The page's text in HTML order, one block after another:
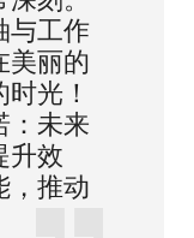
与工作
美丽的
光！
：未来
升效
，推动